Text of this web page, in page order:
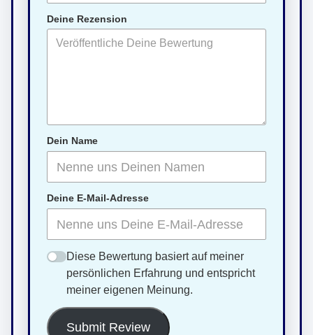
Deine Rezension
Dein Name
Deine E-Mail-Adresse
Diese Bewertung basiert auf meiner
persönlichen Erfahrung und entspricht
meiner eigenen Meinung.
Submit Review